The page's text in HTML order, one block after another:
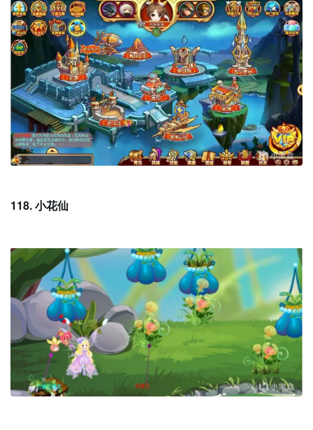
118. 小花仙